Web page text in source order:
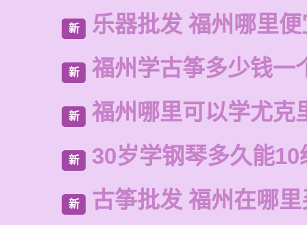
新 乐器批发 福州哪里
新 福州学古筝多少钱一
新 福州哪里可以学尤克
新 30岁学钢琴多久能10
新 古筝批发 福州在哪